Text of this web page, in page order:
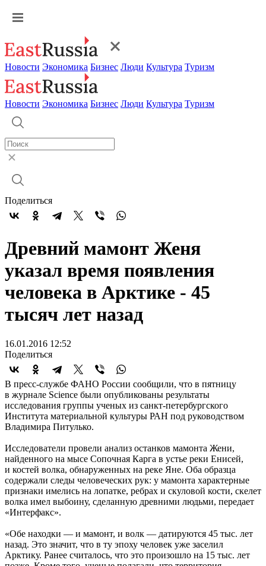
Новости Экономика Бизнес Люди Культура Туризм
Новости Экономика Бизнес Люди Культура Туризм
Поделиться
Древний мамонт Женя
указал время появления
человека в Арктике - 45
тысяч лет назад
16.01.2016 12:52
Поделиться
В пресс-службе ФАНО России сообщили, что в пятницу
в журнале Science были опубликованы результаты
исследования группы ученых из санкт-петербургского
Института материальной культуры РАН под руководством
Владимира Питулько.
Исследователи провели анализ останков мамонта Жени,
найденного на мысе Сопочная Карга в устье реки Енисей,
и костей волка, обнаруженных на реке Яне. Оба образца
содержали следы человеческих рук: у мамонта характерные
признаки имелись на лопатке, ребрах и скуловой кости, скелет
волка имел выбоину, сделанную древними людьми, передает
«Интерфакс».
«Обе находки — и мамонт, и волк — датируются 45 тыс. лет
назад. Это значит, что в ту эпоху человек уже заселил
Арктику. Ранее считалось, что это произошло на 15 тыс. лет